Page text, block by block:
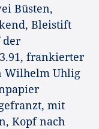
Büsten,
Bleistift
der
frankierter
Wilhelm Uhlig
mit
Kopf nach